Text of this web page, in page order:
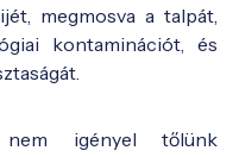
megmosva a talpát,
kontaminációt, és
igényel tőlünk